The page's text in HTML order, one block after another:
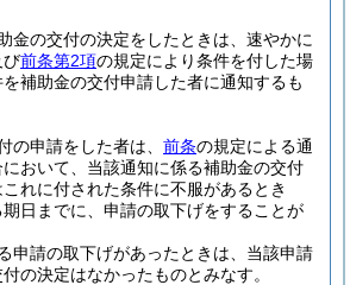
金の交付の決定をしたときは、速やかに
び前条第2項の規定により条件を付した場
補助金の交付申請した者に通知するも
の申請をした者は、 前条の規定による通
おいて、当該通知に係る補助金の交付
れに付された条件に不服があるとき
日までに、申請の取下げをすることが
申請の取下げがあったときは、当該申請
の決定はなかったものとみなす。